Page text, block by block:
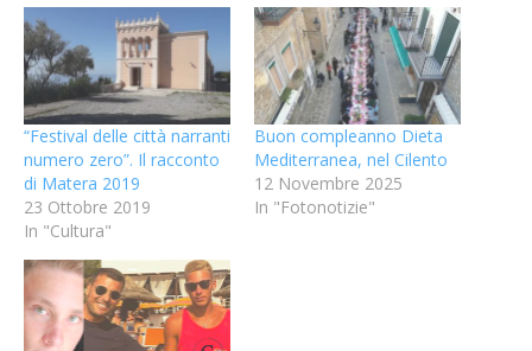
“Festival delle città narranti
numero zero”. Il racconto
di Matera 2019
23 Ottobre 2019
In "Cultura"
Buon compleanno Dieta
Mediterranea, nel Cilento
12 Novembre 2025
In "Fotonotizie"